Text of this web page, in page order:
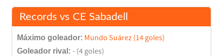
Records vs CE Sabadell
Máximo goleador: Mundo Suárez (14 goles)
Goleador rival: - (4 goles)